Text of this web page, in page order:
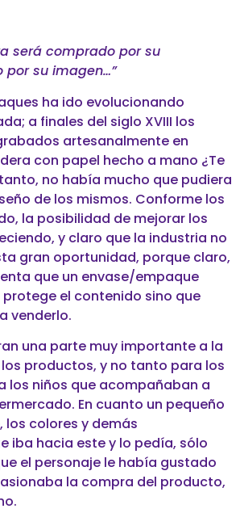
será comprado por su
por su imagen…”
ha ido evolucionando
a finales del siglo XVIII los
artesanalmente en
con papel hecho a mano ¿Te
no había mucho que pudiera
de los mismos. Conforme los
la posibilidad de mejorar los
y claro que la industria no
gran oportunidad, porque claro,
que un envase/empaque
protege el contenido sino que
venderlo.
una parte muy importante a la
productos, y no tanto para los
los niños que acompañaban a
En cuanto un pequeño
los colores y demás
iba hacia este y lo pedía, sólo
el personaje le había gustado
la compra del producto,